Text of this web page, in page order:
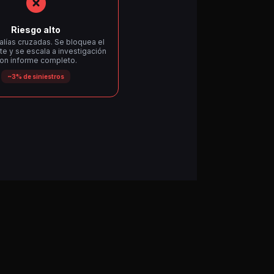
Riesgo alto
cruzadas. Se bloquea el
y se escala a investigación
informe completo.
~3% de siniestros